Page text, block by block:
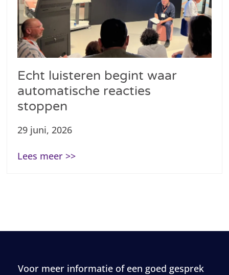
Echt luisteren begint waar
automatische reacties
stoppen
29 juni, 2026
Lees meer >>
Voor meer informatie of een goed gesprek